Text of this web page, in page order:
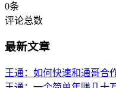
0条
评论总数
最新文章
王通：如何快速和通哥合